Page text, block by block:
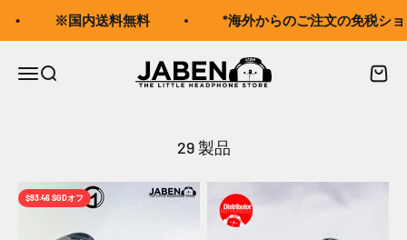
コンテンツへスキップ
※国内送料無料 *海外からのご注文の免税ショ
メニューを開く
検索を開く Jaben Online カー
29 製品
$93.46 SGDオフ